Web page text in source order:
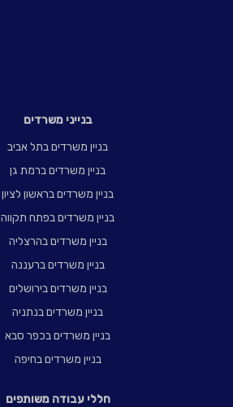
בנייני משרדים
בניין משרדים בתל אביב
בניין משרדים ברמת גן
בניין משרדים בראשון לציון
בניין משרדים בפתח תקווה
בניין משרדים בהרצליה
בניין משרדים ברעננה
בניין משרדים בירושלים
בניין משרדים בנתניה
בניין משרדים בכפר סבא
בניין משרדים בחיפה
חללי עבודה משותפים